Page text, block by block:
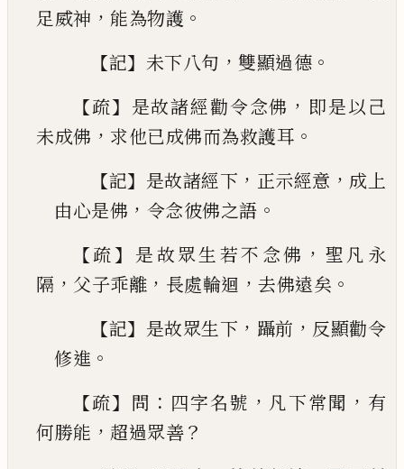
足威神 ， 能為物護 。
【記】 未下八句 ， 雙顯過德 。
【疏】 是故諸經勸令念佛 ， 即是以己
未成佛 ， 求他已成佛而為救護耳 。
【記】 是故諸經下 ， 正示經意 ， 成上
由心是佛 ， 令念彼佛之語 。
【疏】 是故眾生若不念佛 ， 聖凡永
隔 ， 父子乖離 ， 長處輪迴 ， 去佛遠矣 。
【記】 是故眾生下 ， 躡前 ， 反顯勸令
修進 。
【疏】 問 ： 四字名號 ， 凡下常聞 ， 有
何勝能 ， 超過眾善？